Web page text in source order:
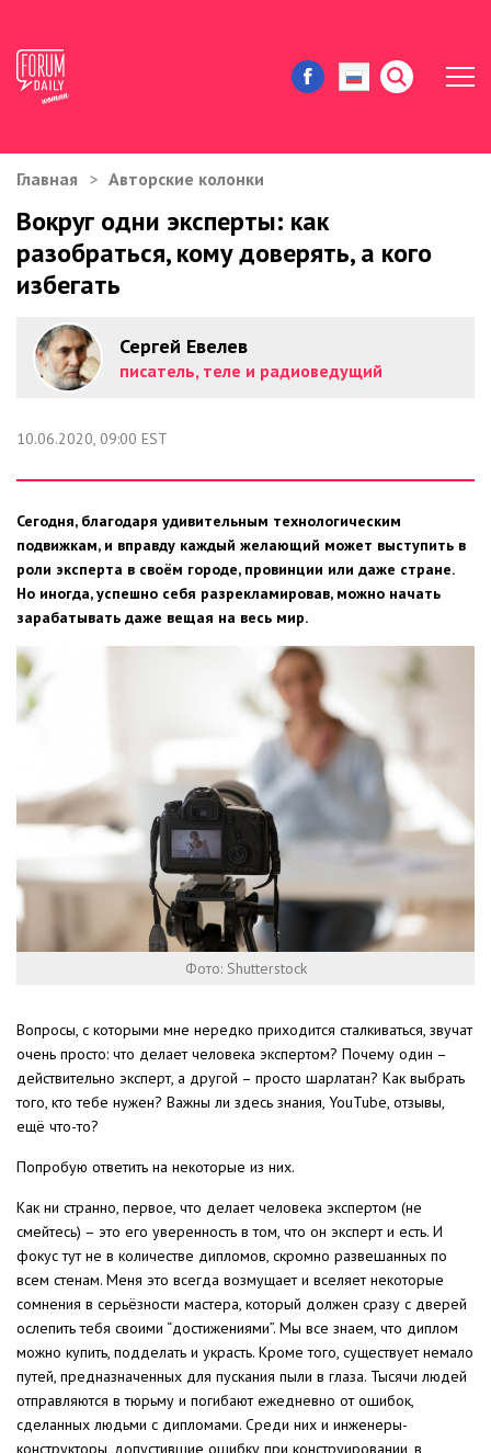
ЖИЗНЬ И ИСТОРИИ
ИММИГРАЦИЯ В США
АВТОРСКИЕ КОЛОНКИ
Главная Авторские колонки
Вокруг одни эксперты: как
разобраться, кому доверять, а кого
избегать
Сергей Евелев
писатель, теле и радиоведущий
10.06.2020, 09:00 EST
Сегодня, благодаря удивительным технологическим
подвижкам, и вправду каждый желающий может выступить в
роли эксперта в своём городе, провинции или даже стране.
Но иногда, успешно себя разрекламировав, можно начать
зарабатывать даже вещая на весь мир.
Фото: Shutterstock
Вопросы, с которыми мне нередко приходится сталкиваться, звучат
очень просто: что делает человека экспертом? Почему один –
действительно эксперт, а другой – просто шарлатан? Как выбрать
того, кто тебе нужен? Важны ли здесь знания, YouTube, отзывы,
ещё что-то?
Попробую ответить на некоторые из них.
Как ни странно, первое, что делает человека экспертом (не
смейтесь) – это его уверенность в том, что он эксперт и есть. И
фокус тут не в количестве дипломов, скромно развешанных по
всем стенам. Меня это всегда возмущает и вселяет некоторые
сомнения в серьёзности мастера, который должен сразу с дверей
ослепить тебя своими “достижениями”. Мы все знаем, что диплом
можно купить, подделать и украсть. Кроме того, существует немало
путей, предназначенных для пускания пыли в глаза. Тысячи людей
отправляются в тюрьму и погибают ежедневно от ошибок,
сделанных людьми с дипломами. Среди них и инженеры-
конструкторы, допустившие ошибку при конструировании, в